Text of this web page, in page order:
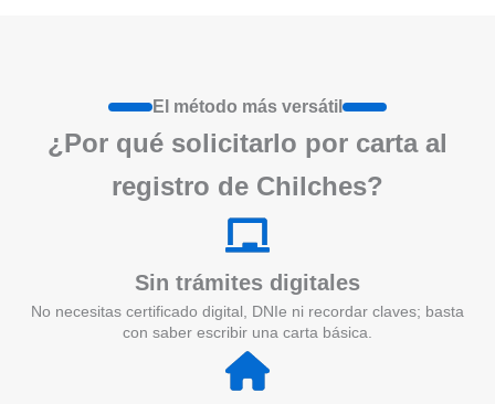
El método más versátil
¿Por qué solicitarlo por carta al
registro de Chilches?
Sin trámites digitales
No necesitas certificado digital, DNIe ni recordar claves; basta
con saber escribir una carta básica.